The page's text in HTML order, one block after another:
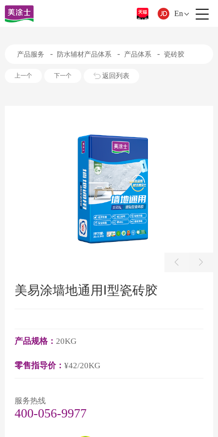
En
产品服务 - 防水辅材产品体系 - 产品体系 - 瓷砖胶
上一个 下一个 返回列表
美易涂墙地通用Ⅰ型瓷砖胶
产品规格： 20KG
零售指导价： ¥42/20KG
服务热线
400-056-9977